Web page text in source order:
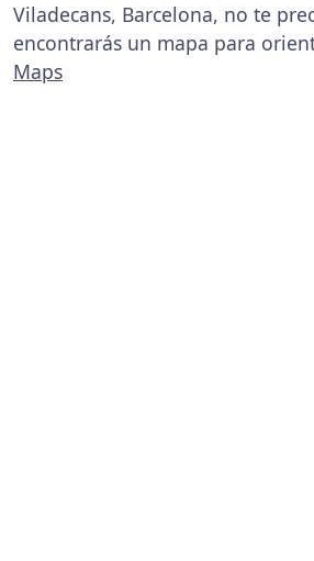
Viladecans, Barcelona, no te
encontrarás un mapa para
Maps